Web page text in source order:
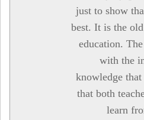
just to show
best. It is the
education.
with the
knowledge
that both
learn